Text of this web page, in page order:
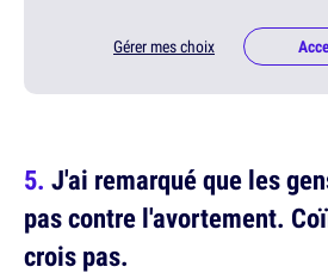
Gérer mes choix
J'ai remarqué que les
pas contre l'avortement.
crois pas.